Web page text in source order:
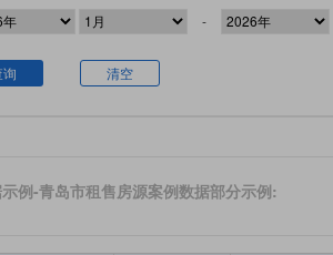
-
清空
例-青岛市租售房源案例数据部分示例: